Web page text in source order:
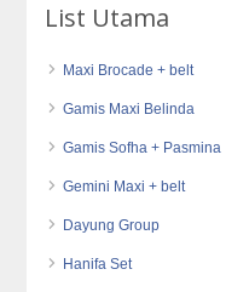
List Utama
Maxi Brocade + belt
Gamis Maxi Belinda
Gamis Sofha + Pasmina
Gemini Maxi + belt
Dayung Group
Hanifa Set